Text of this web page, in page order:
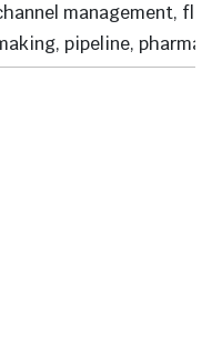
management,
pipeline,